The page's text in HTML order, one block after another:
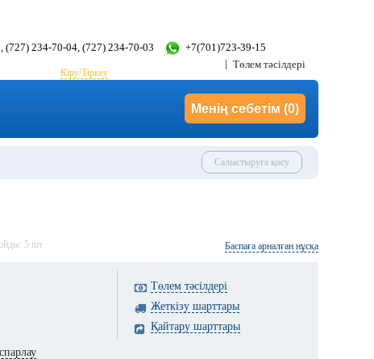
(727) 234-70-04, (727) 234-70-03 +7(701)723-39-15
Кіру/Тіркеу
Төлем тәсілдері
Менің себетім (0)
Салыстыруға қосу
5 шт Баспаға арналған нұсқа
Төлем тәсілдері
Жеткізу шарттары
Қайтару шарттары